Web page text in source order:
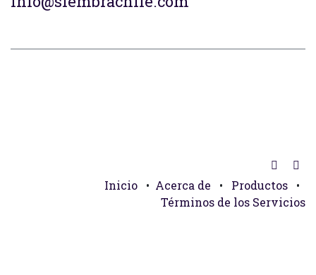
Inicio • Acerca de • Productos
•
Términos de los Servicios